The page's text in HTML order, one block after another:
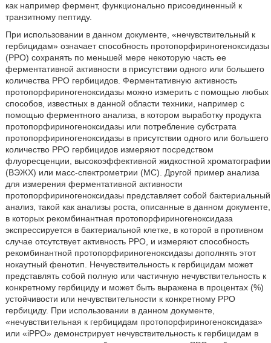
как например фермент, функционально присоединенный к
транзитному пептиду.
При использовании в данном документе, «нечувствительный к
гербицидам» означает способность протопорфириногеноксидазы
(PPO) сохранять по меньшей мере некоторую часть ее
ферментативной активности в присутствии одного или большего
количества PPO гербицидов. Ферментативную активность
протопорфириногеноксидазы можно измерить с помощью любых
способов, известных в данной области техники, например с
помощью ферментного анализа, в котором выработку продукта
протопорфириногеноксидазы или потребление субстрата
протопорфириногеноксидазы в присутствии одного или большего
количество PPO гербицидов измеряют посредством
флуоресценции, высокоэффективной жидкостной хроматографии
(ВЭЖХ) или масс-спектрометрии (МС). Другой пример анализа
для измерения ферментативной активности
протопорфириногеноксидазы представляет собой бактериальный
анализ, такой как анализы роста, описанные в данном документе,
в которых рекомбинантная протопорфириногеноксидаза
экспрессируется в бактериальной клетке, в которой в противном
случае отсутствует активность PPO, и измеряют способность
рекомбинантной протопорфириногеноксидазы дополнять этот
нокаутный фенотип. Нечувствительность к гербицидам может
представлять собой полную или частичную нечувствительность к
конкретному гербициду и может быть выражена в процентах (%)
устойчивости или нечувствительности к конкретному PPO
гербициду. При использовании в данном документе,
«нечувствительная к гербицидам протопорфириногеноксидаза»
или «iPPO» демонстрирует нечувствительность к гербицидам в